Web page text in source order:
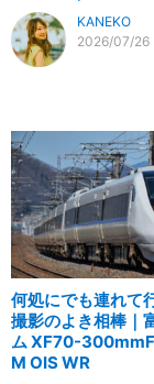
KANEKO
2026/07/26
何処にでも連れて
撮影のよき相棒｜
ム XF70-
M OIS WR